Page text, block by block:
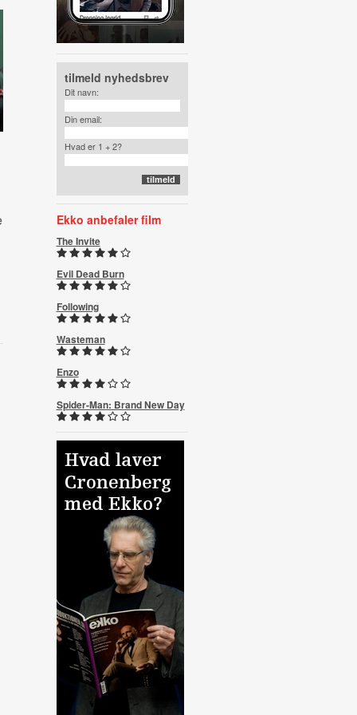
tilmeld nyhedsbrev
Dit navn:
Din email:
Hvad er 1 + 2?
Ekko anbefaler film
The Invite
Evil Dead Burn
Following
Wasteman
Enzo
Spider-Man: Brand New Day